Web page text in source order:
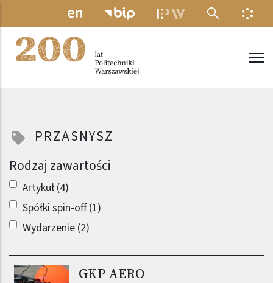
Przejdź do treści
MENU
PRZASNYSZ
Rodzaj zawartości
Artykuł (4)
Spółki spin-off (1)
Wydarzenie (2)
GKP AERO